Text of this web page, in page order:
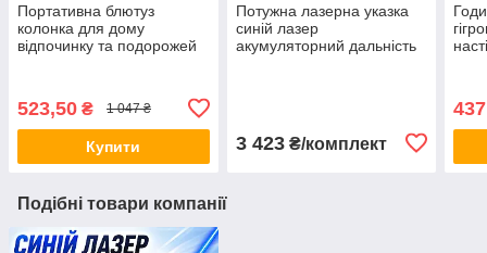
Портативна блютуз
колонка для дому
відпочинку та подорожей
523,50 ₴ 1 047 ₴
Купити
Потужна лазерна указка
синій лазер
акумуляторний дальність
3 423₴/комплект
437
Подібні товари компанії